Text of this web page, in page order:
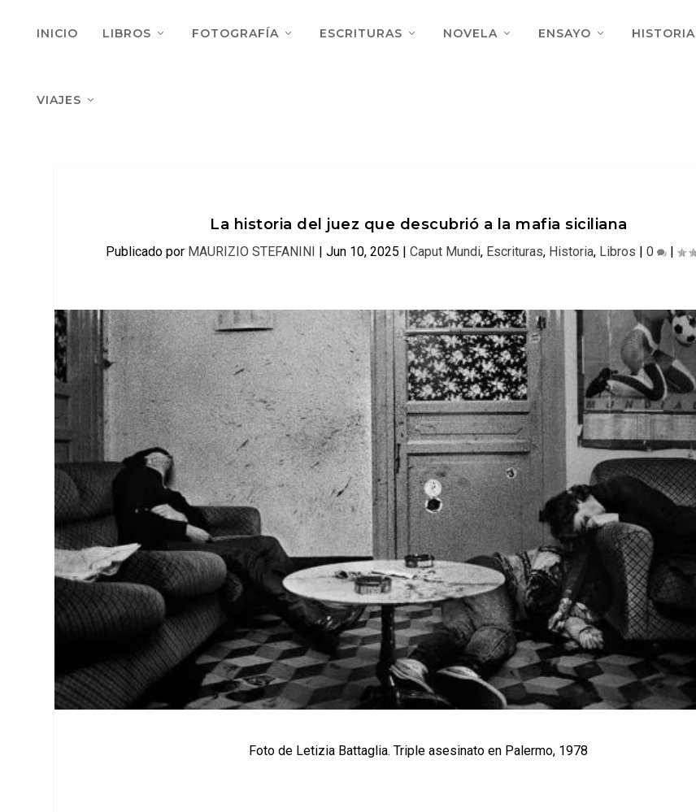
INICIO LIBROS FOTOGRAFÍA ESCRITURAS NOVELA ENSAYO HISTORIA
VIAJES
La historia del juez que descubrió a la mafia siciliana
Publicado por MAURIZIO STEFANINI |Jun 10, 2025 |Caput Mundi, Escrituras, Historia, Libros |0 |
Foto de Letizia Battaglia. Triple asesinato en Palermo, 1978